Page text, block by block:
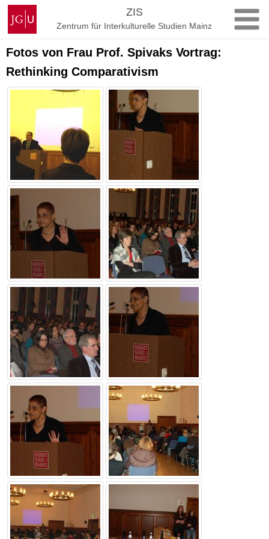
Zum
Inhalt
springen
Johannes
Gutenberg-
Universität
Mainz
ZIS
Zentrum für Interkulturelle Studien Mainz
Fotos von Frau Prof. Spivaks Vortrag:
Rethinking Comparativism